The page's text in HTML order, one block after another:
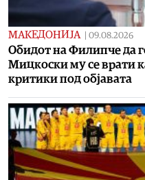
МАКЕДОНИЈА | 09.08.2026
Обидот на Филипче да
Мицкоски му се врати
критики под објавата